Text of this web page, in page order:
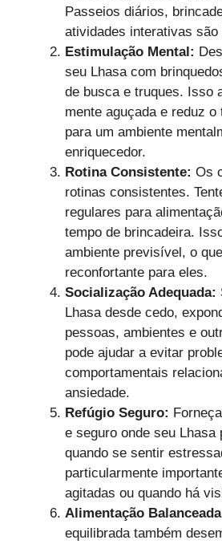
Passeios diários,
atividades interativas são
Estimulação Mental:
seu Lhasa com
de busca e truques. Isso
mente aguçada e reduz
para um ambiente
enriquecedor.
Rotina Consistente: Os
rotinas consistentes.
regulares para
tempo de brincadeira.
ambiente previsível, o
reconfortante para eles.
Socialização Adequada:
Lhasa desde cedo,
pessoas, ambientes e
pode ajudar a evitar
comportamentais
ansiedade.
Refúgio Seguro:
e seguro onde seu
quando se sentir
particularmente
agitadas ou quando há
Alimentação
equilibrada também